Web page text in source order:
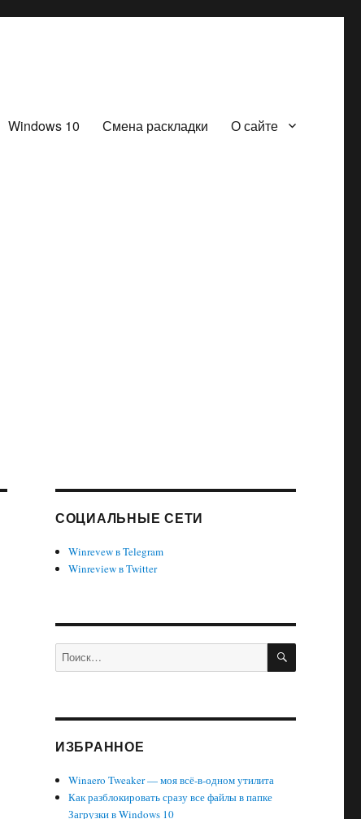
Windows 10 Смена раскладки О сайте
СОЦИАЛЬНЫЕ СЕТИ
Winrevew в Telegram
Winreview в Twitter
Искать: ПОИСК
ИЗБРАННОЕ
Winaero Tweaker — моя всё-в-одном утилита
Как разблокировать сразу все файлы в папке
Загрузки в Windows 10